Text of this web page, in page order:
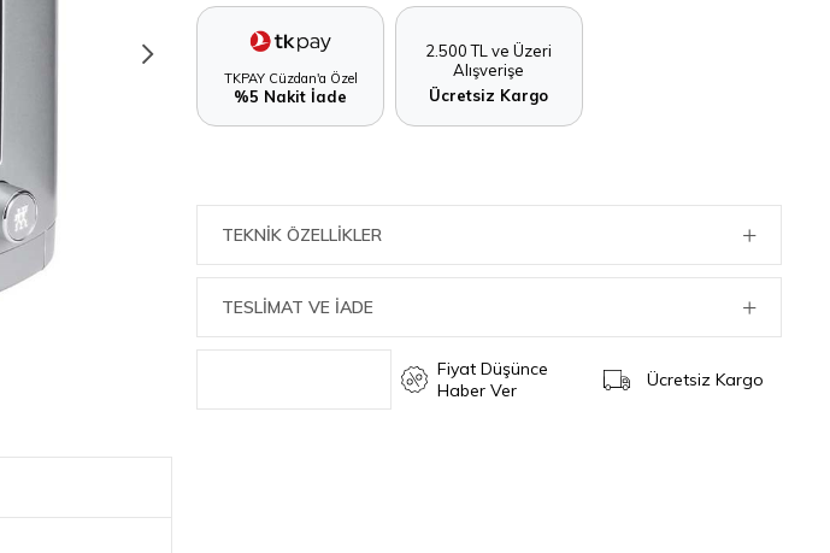
TKPAY Cüzdan'a Özel
%5 Nakit İade
2.500 TL ve Üzeri
Alışverişe
Ücretsiz Kargo
TEKNIK ÖZELLIKLER
TESLİMAT VE İADE
Fiyat Düşünce
Haber Ver
Ücretsiz Kargo